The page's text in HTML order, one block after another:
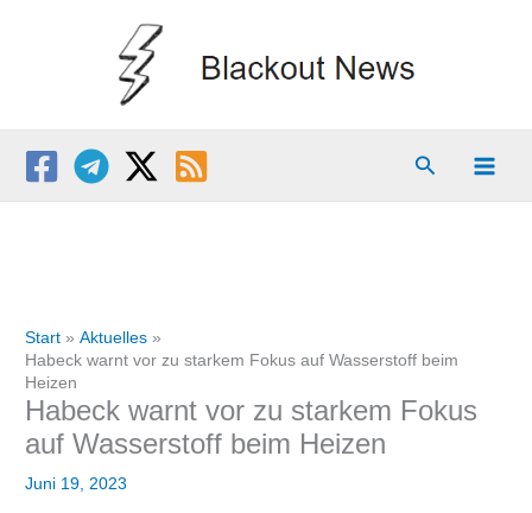
Suchen
Start
Aktuelles
Habeck warnt vor zu starkem Fokus auf Wasserstoff beim
Heizen
Habeck warnt vor zu starkem Fokus
auf Wasserstoff beim Heizen
Juni 19, 2023